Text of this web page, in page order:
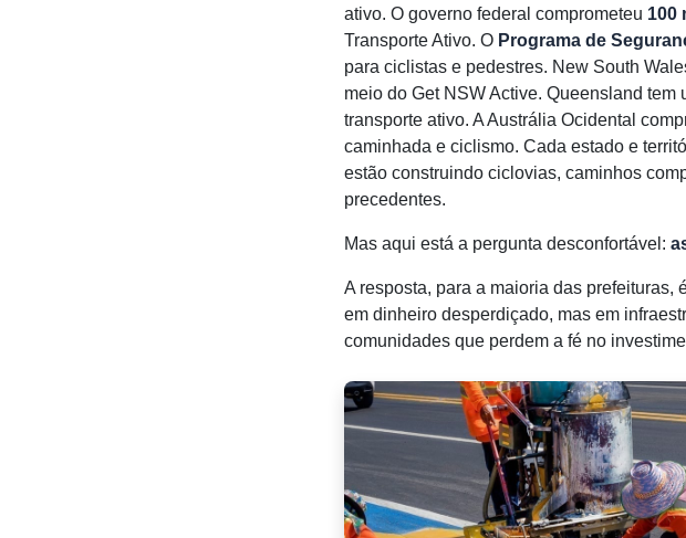
ativo. O governo federal comprometeu 100
Transporte Ativo. O Programa de
para ciclistas e pedestres. New South
meio do Get NSW Active. Queensland tem
transporte ativo. A Austrália Ocidental
caminhada e ciclismo. Cada estado e
estão construindo ciclovias, caminhos
precedentes.
Mas aqui está a pergunta desconfortável:
A resposta, para a maioria das prefeituras,
em dinheiro desperdiçado, mas em
comunidades que perdem a fé no